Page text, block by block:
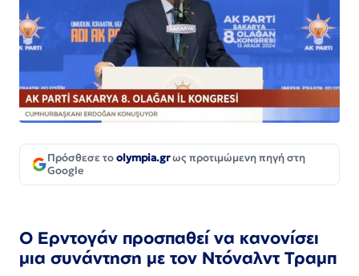
Πρόσθεσε τοolympia.grως προτιμώμενη πηγή στη
Google
O Ερντογάν προσπαθεί να κανονίσει
μια συνάντηση με τον Ντόναλντ Τραμπ